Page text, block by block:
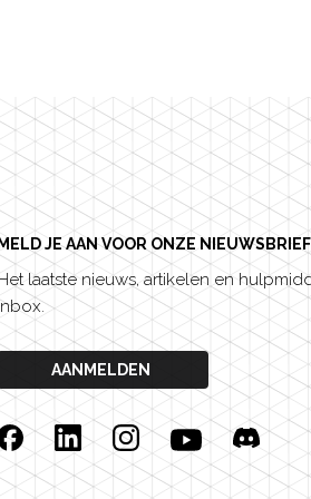
MELD JE AAN VOOR ONZE NIEUWSBRIEF
laatste nieuws, artikelen en
AANMELDEN
LinkedinInstagramYouTubeDiscord